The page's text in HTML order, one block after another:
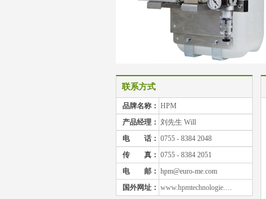
联系方式
品牌名称： HPM
产品经理： 刘先生 Will
电
话： 0755 - 8384 2048
传
真： 0755 - 8384 2051
电
邮： hpm@euro-me.com
国外网址： www.hpmtechnologie.…